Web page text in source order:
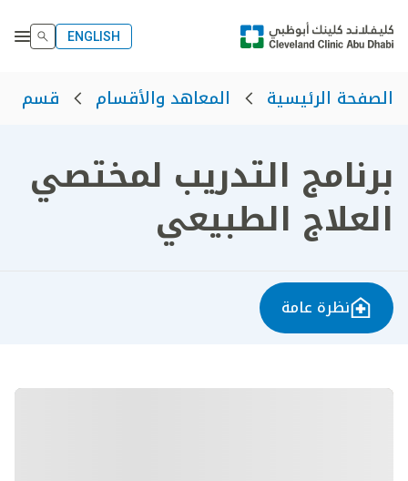
ENGLISH
الصفحة الرئيسية المعاهد والأقسام قسم
برنامج التدريب لمختصي
العلاج الطبيعي
نظرة عامة